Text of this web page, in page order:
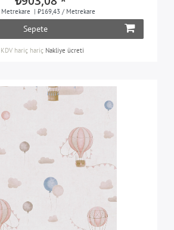
Metrekare | ₺169,43 / Metrekare
Sepete
KDV hariç hariç Nakliye ücreti